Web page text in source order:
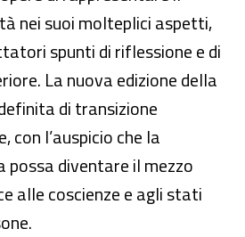
nei suoi molteplici aspetti,
spunti di riflessione e di
La nuova edizione della
di transizione
con l’auspicio che la
possa diventare il mezzo
alle coscienze e agli stati